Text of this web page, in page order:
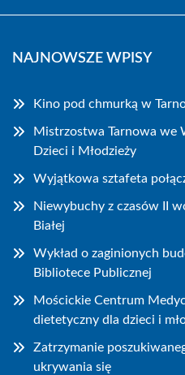
NAJNOWSZE WPISY
Kino pod chmurką w
Mistrzostwa Tarnowa we
Dzieci i Młodzieży
Wyjątkowa sztafeta
Niewybuchy z czasów II
Białej
Wykład o zaginionych
Bibliotece Publicznej
Mościckie Centrum
dietetyczny dla dzieci i
Zatrzymanie
ukrywania się